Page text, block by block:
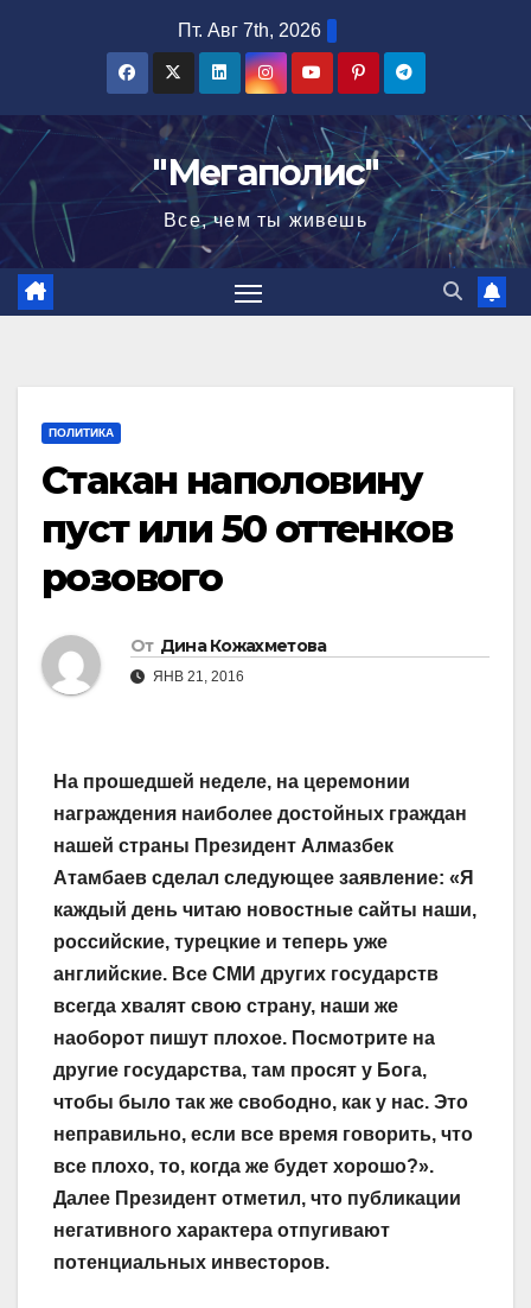
Пт. Авг 7th, 2026
"Мегаполис"
Все, чем ты живешь
ПОЛИТИКА
Стакан наполовину
пуст или 50 оттенков
розового
От Дина Кожахметова
ЯНВ 21, 2016
На прошедшей неделе, на церемонии
награждения наиболее достойных граждан
нашей страны Президент Алмазбек
Атамбаев сделал следующее заявление: «Я
каждый день читаю новостные сайты наши,
российские, турецкие и теперь уже
английские. Все СМИ других государств
всегда хвалят свою страну, наши же
наоборот пишут плохое. Посмотрите на
другие государства, там просят у Бога,
чтобы было так же свободно, как у нас. Это
неправильно, если все время говорить, что
все плохо, то, когда же будет хорошо?».
Далее Президент отметил, что публикации
негативного характера отпугивают
потенциальных инвесторов.